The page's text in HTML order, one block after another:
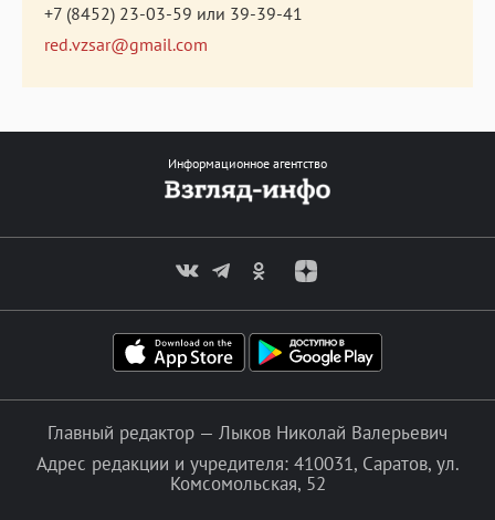
+7 (8452) 23-03-59 или 39-39-41
red.vzsar@gmail.com
Информационное агентство
Главный редактор — Лыков Николай Валерьевич
Адрес редакции и учредителя: 410031, Саратов, ул.
Комсомольская, 52